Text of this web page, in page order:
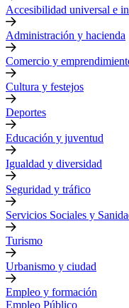
Accesibilidad universal e
Administración y hacienda
Comercio y
Cultura y festejos
Deportes
Educación y juventud
Igualdad y diversidad
Seguridad y tráfico
Servicios Sociales y
Turismo
Urbanismo y ciudad
Empleo y formación
Empleo Público